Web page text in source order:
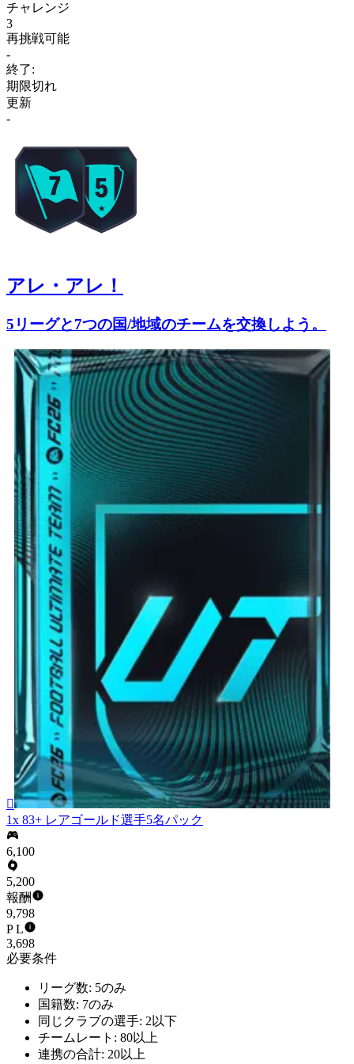
チャレンジ
3
再挑戦可能
-
終了:
期限切れ
更新
-
アレ・アレ！
5リーグと7つの国/地域のチームを交換しよう。

1x 83+ レアゴールド選手5名パック
6,100
5,200
報酬
9,798
P L
3,698
必要条件
リーグ数: 5のみ
国籍数: 7のみ
同じクラブの選手: 2以下
チームレート: 80以上
連携の合計: 20以上